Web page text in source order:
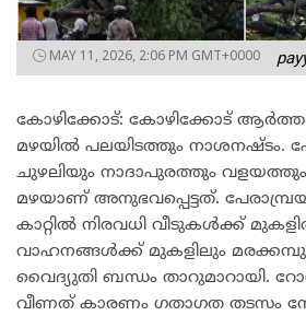
MAY 11, 2026, 2:06 PM GMT+0000
കോഴിക്കോട്: കോഴിക്കോട്
മഴയിൽ പലയിടത്തും നാശനഷ്ടം.
ചുഴലിയും നാദാപുരത്തും
മഴയാണ് അനുഭവപ്പെട്ടത്.
കാറ്റിൽ നിരവധി വീടുകൾക്ക്
വാഹനങ്ങൾക്ക് മുകളിലും
വൈദ്യുതി ബന്ധം താറുമാറായി.
വീണത് കാരണം ഗതാഗത തടസം